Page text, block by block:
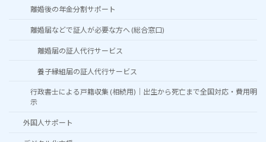
離婚後の年金分割サポート
離婚届などで証人が必要な方へ (総合窓口)
離婚届の証人代行サービス
養子縁組届の証人代行サービス
行政書士による戸籍収集 (相続用)｜出生から死亡まで全国対応・費用明
示
外国人サポート